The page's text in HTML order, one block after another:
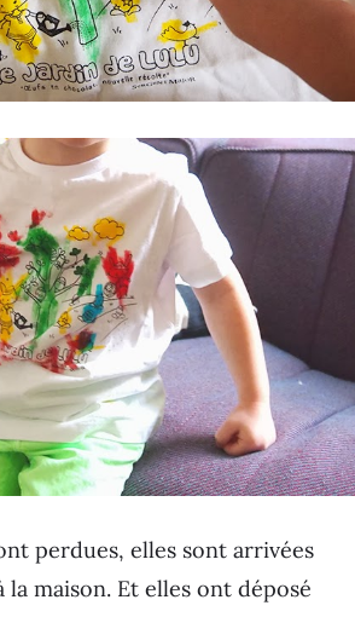
perdues, elles sont arrivées
maison. Et elles ont déposé